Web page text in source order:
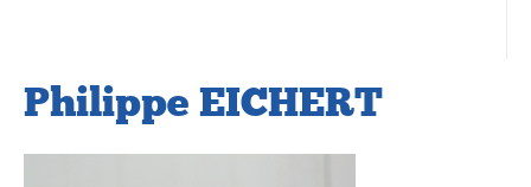
Philippe EICHERT